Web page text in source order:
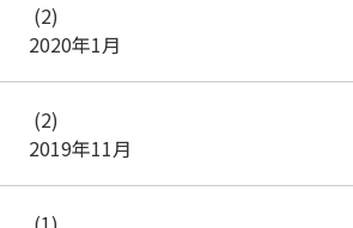
2020年1月
(2)
2019年11月
(2)